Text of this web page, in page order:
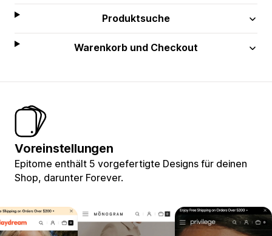
Produktsuche
Warenkorb und Checkout
Voreinstellungen
Epitome enthält 5 vorgefertigte Designs für deinen
Shop, darunter Forever.